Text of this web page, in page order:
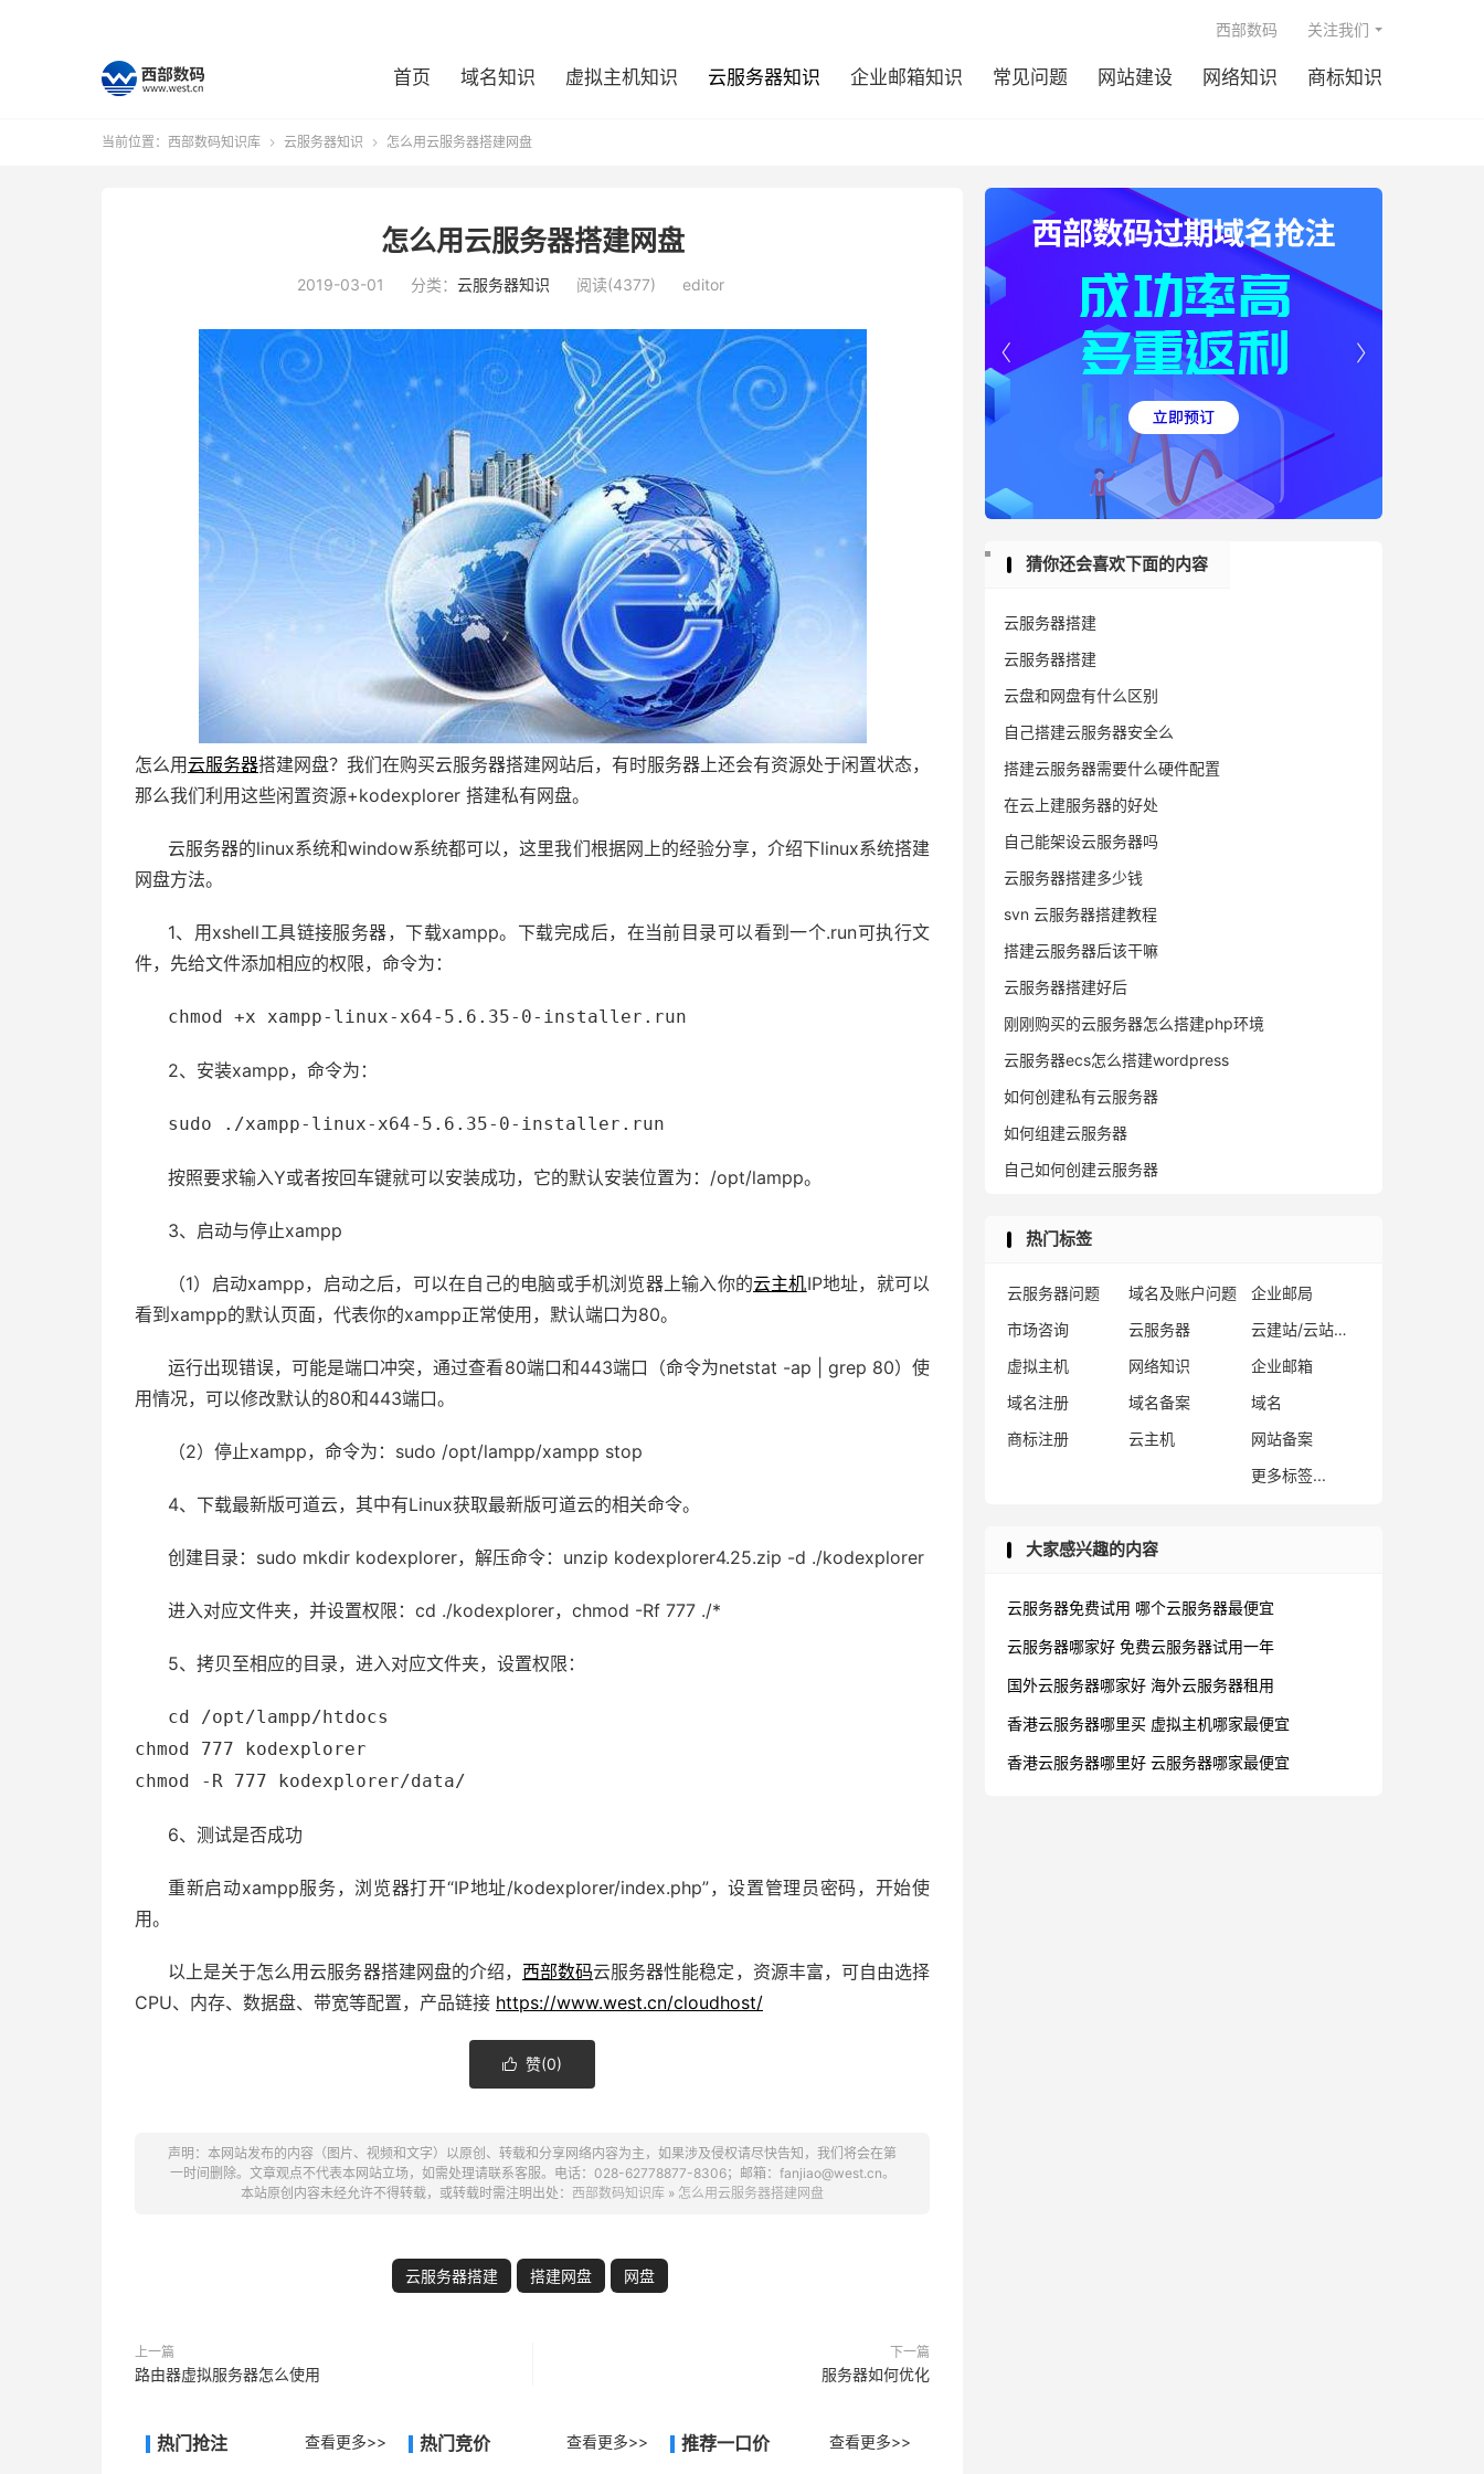
首页 域名知识 虚拟主机知识 云服务器知识 企业邮箱知识 常见问题 网站建设 网络知识 商标知识
西部数码 关注我们
当前位置： 西部数码知识库  云服务器知识  怎么用云服务器搭建网盘
怎么用云服务器搭建网盘
2019-03-01 分类： 云服务器知识 阅读(4377) editor
怎么用云服务器搭建网盘？我们在购买云服务器搭建网站后，有时服务器上还会有资源处于闲置状态，
那么我们利用这些闲置资源+kodexplorer 搭建私有网盘。
云服务器的linux系统和window系统都可以，这里我们根据网上的经验分享，介绍下linux系统搭建
网盘方法。
1、用xshell工具链接服务器，下载xampp。下载完成后，在当前目录可以看到一个.run可执行文
件，先给文件添加相应的权限，命令为：
chmod +x xampp-linux-x64-5.6.35-0-installer.run
2、安装xampp，命令为：
sudo ./xampp-linux-x64-5.6.35-0-installer.run
按照要求输入Y或者按回车键就可以安装成功，它的默认安装位置为：/opt/lampp。
3、启动与停止xampp
（1）启动xampp，启动之后，可以在自己的电脑或手机浏览器上输入你的云主机IP地址，就可以
看到xampp的默认页面，代表你的xampp正常使用，默认端口为80。
运行出现错误，可能是端口冲突，通过查看80端口和443端口（命令为netstat -ap | grep 80）使
用情况，可以修改默认的80和443端口。
（2）停止xampp，命令为：sudo /opt/lampp/xampp stop
4、下载最新版可道云，其中有Linux获取最新版可道云的相关命令。
创建目录：sudo mkdir kodexplorer，解压命令：unzip kodexplorer4.25.zip -d ./kodexplorer
进入对应文件夹，并设置权限：cd ./kodexplorer，chmod -Rf 777 ./*
5、拷贝至相应的目录，进入对应文件夹，设置权限：
cd /opt/lampp/htdocs
chmod 777 kodexplorer
chmod -R 777 kodexplorer/data/
6、测试是否成功
重新启动xampp服务，浏览器打开“IP地址/kodexplorer/index.php”，设置管理员密码，开始使
用。
以上是关于怎么用云服务器搭建网盘的介绍， 西部数码云服务器性能稳定，资源丰富，可自由选择
CPU、内存、数据盘、带宽等配置，产品链接 https://www.west.cn/cloudhost/
 赞(0)
声明：本网站发布的内容（图片、视频和文字）以原创、转载和分享网络内容为主，如果涉及侵权请尽快告知，我们将会在第
一时间删除。文章观点不代表本网站立场，如需处理请联系客服。电话：028-62778877-8306；邮箱：fanjiao@west.cn。
本站原创内容未经允许不得转载，或转载时需注明出处： 西部数码知识库 » 怎么用云服务器搭建网盘
云服务器搭建 搭建网盘 网盘
上一篇
路由器虚拟服务器怎么使用
下一篇
服务器如何优化
热门抢注 查看更多>> 热门竞价 查看更多>> 推荐一口价 查看更多>>


猜你还会喜欢下面的内容
云服务器搭建
云服务器搭建
云盘和网盘有什么区别
自己搭建云服务器安全么
搭建云服务器需要什么硬件配置
在云上建服务器的好处
自己能架设云服务器吗
云服务器搭建多少钱
svn 云服务器搭建教程
搭建云服务器后该干嘛
云服务器搭建好后
刚刚购买的云服务器怎么搭建php环境
云服务器ecs怎么搭建wordpress
如何创建私有云服务器
如何组建云服务器
自己如何创建云服务器
热门标签
云服务器问题 域名及账户问题
企业邮局
市场咨询
云服务器
云建站/云站群/小程序
虚拟主机
网络知识
企业邮箱
域名注册
域名备案
域名
商标注册
云主机
网站备案
更多标签...
大家感兴趣的内容
云服务器免费试用 哪个云服务器最便宜
云服务器哪家好 免费云服务器试用一年
国外云服务器哪家好 海外云服务器租用
香港云服务器哪里买 虚拟主机哪家最便宜
香港云服务器哪里好 云服务器哪家最便宜